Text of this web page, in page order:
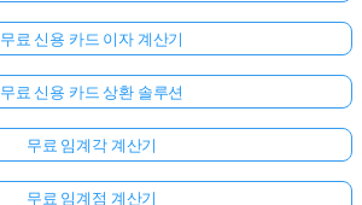
무료 신용 카드 이자 계산기
무료 신용 카드 상환 솔루션
무료 임계각 계산기
무료 임계점 계산기